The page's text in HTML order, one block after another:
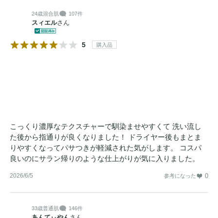
24歳混合肌 107件
スィエルさん
5 購入品
こっくり濃厚なテクスチャーで馴染ませやすくて 洗い流し
た後から指通りが良くなりました！ ドライヤー後もまとま
りやすくなってパサつきが軽減された気がします。 コスパ
良いのにサラン帰りのような仕上がりが気に入りました。
2026/6/5 参考になった 0
33歳普通肌 146件